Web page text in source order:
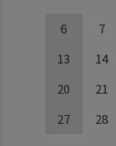
6
7
13
14
20
21
27
28